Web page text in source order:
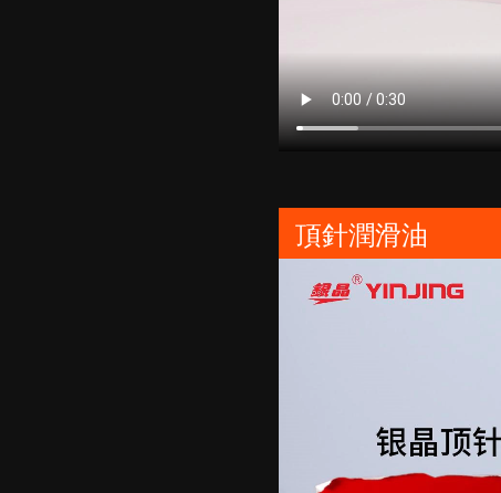
頂針潤滑油